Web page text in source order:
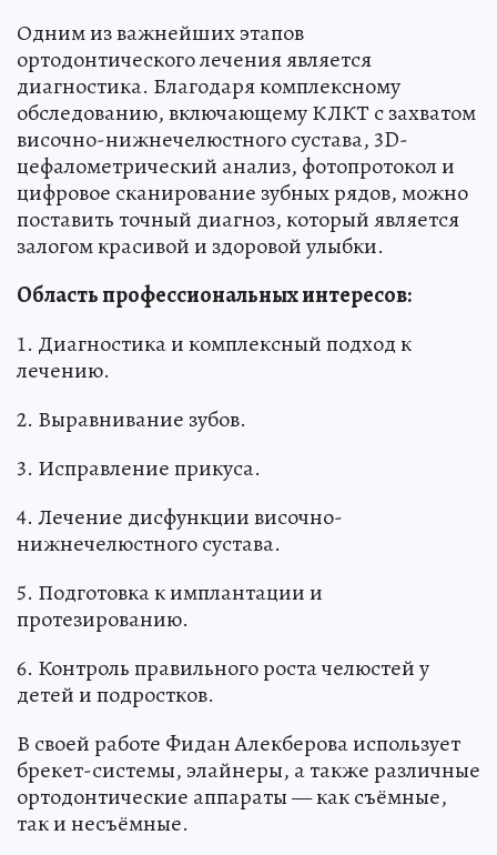
Одним из важнейших этапов
ортодонтического лечения является
диагностика. Благодаря комплексному
обследованию, включающему КЛКТ с захватом
височно-нижнечелюстного сустава, 3D-
цефалометрический анализ, фотопротокол и
цифровое сканирование зубных рядов, можно
поставить точный диагноз, который является
залогом красивой и здоровой улыбки.
Область профессиональных интересов:
1. Диагностика и комплексный подход к
лечению.
2. Выравнивание зубов.
3. Исправление прикуса.
4. Лечение дисфункции височно-
нижнечелюстного сустава.
5. Подготовка к имплантации и
протезированию.
6. Контроль правильного роста челюстей у
детей и подростков.
В своей работе Фидан Алекберова использует
брекет-системы, элайнеры, а также различные
ортодонтические аппараты — как съёмные,
так и несъёмные.